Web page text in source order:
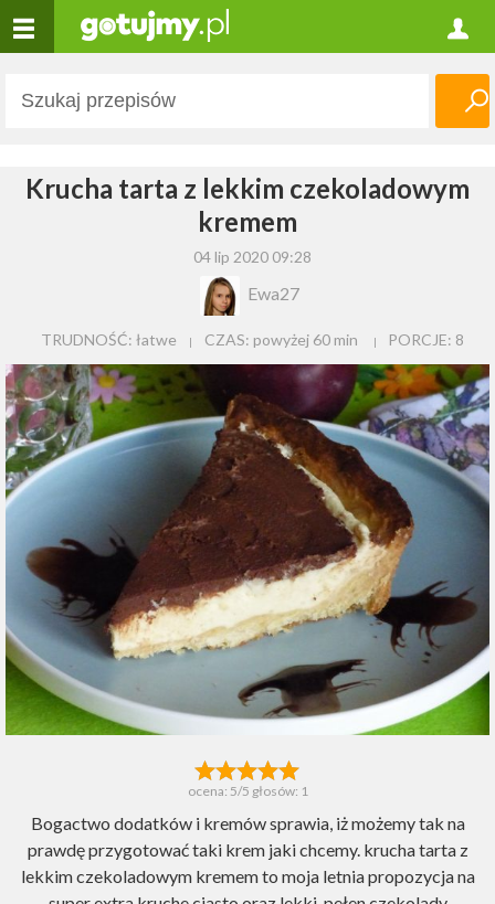
Krucha tarta z lekkim czekoladowym
kremem
04 lip 2020 09:28
Ewa27
TRUDNOŚĆ: łatwe CZAS: powyżej 60 min PORCJE: 8
ocena: 5/5 głosów: 1
Bogactwo dodatków i kremów sprawia, iż możemy tak na
prawdę przygotować taki krem jaki chcemy. krucha tarta z
lekkim czekoladowym kremem to moja letnia propozycja na